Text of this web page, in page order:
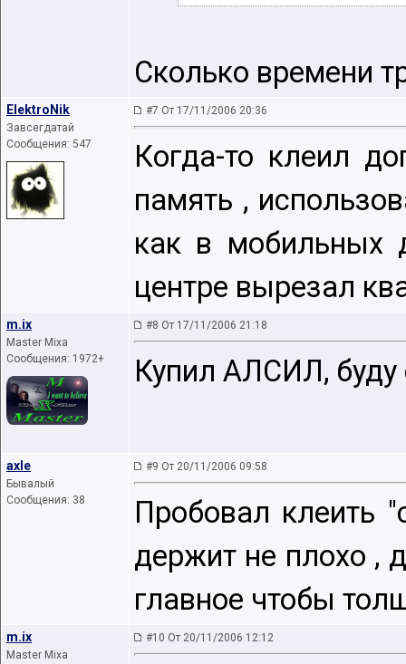
Сколько времени
ElektroNik
Завсегдатай
Сообщения: 547
#7 От 17/11/2006 20:36
Когда-то клеил
память ,
как в мобильных
центре вырезал
m.ix
Master Mixa
Сообщения: 1972+
#8 От 17/11/2006 21:18
Купил АЛСИЛ, буду
axle
Бывалый
Сообщения: 38
#9 От 20/11/2006 09:58
Пробовал клеить
держит не плохо ,
главное чтобы
m.ix
Master Mixa
#10 От 20/11/2006 12:12